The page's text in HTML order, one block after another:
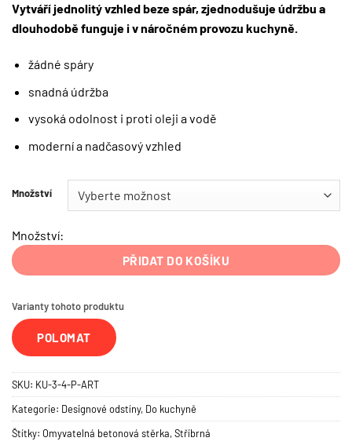
Vytváří jednolitý vzhled beze spár, zjednodušuje údržbu a
dlouhodobě funguje i v náročném provozu kuchyně.
žádné spáry
snadná údržba
vysoká odolnost i proti oleji a vodě
moderní a nadčasový vzhled
Množství
Množství:
PŘIDAT DO KOŠÍKU
Varianty tohoto produktu
POLOMAT
SKU: KU-3-4-P-ART
Kategorie: Designové odstíny, Do kuchyně
Štítky: Omyvatelná betonová stěrka,Stříbrná